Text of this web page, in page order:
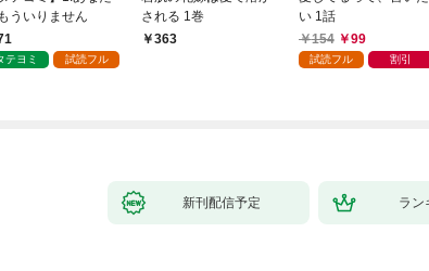
ういりません
テヨミ 試読フル
される 1巻
363
い 1話
154
99
試読フル 割引
新刊配信予定 ラン